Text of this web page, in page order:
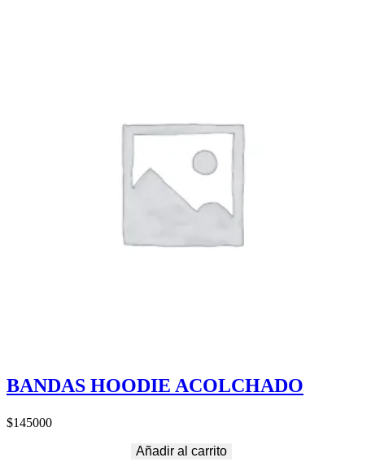
BANDAS HOODIE ACOLCHADO
$145000
Añadir al carrito